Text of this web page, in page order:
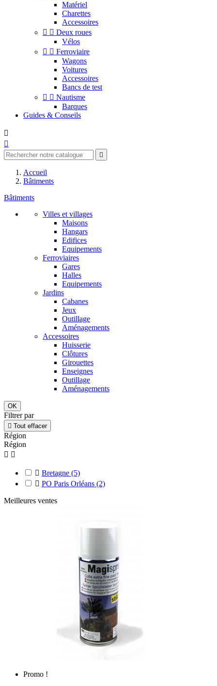
Matériel
Charettes
Accessoires
  Deux roues
Vélos
  Ferroviaire
Wagons
Voitures
Accessoires
Bancs de test
  Nautisme
Barques
Guides & Conseils



Accueil
Bâtiments
Bâtiments
Villes et villages
Maisons
Hangars
Edifices
Equipements
Ferroviaires
Gares
Halles
Equipements
Jardins
Cabanes
Jeux
Outillage
Aménagements
Accessoires
Huisserie
Clôtures
Girouettes
Enseignes
Outillage
Aménagements
OK
Filtrer par
 Tout effacer
Région
Région
 
 Bretagne (5)
 PO Paris Orléans (2)
Meilleures ventes
Promo !